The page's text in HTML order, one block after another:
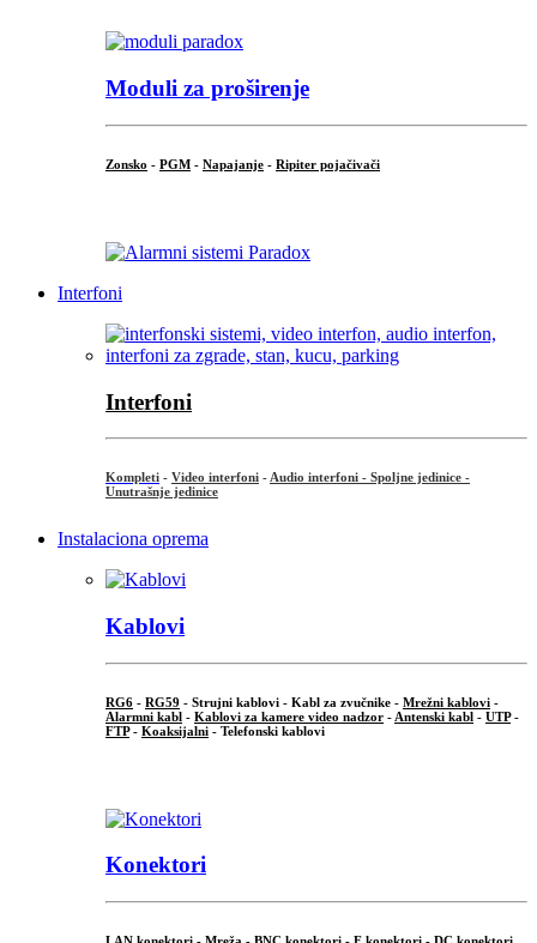
Moduli za proširenje
Zonsko - PGM - Napajanje - Ripiter pojačivači
Interfoni
Interfoni
Kompleti - Video interfoni - Audio interfoni - Spoljne jedinice -
Unutrašnje jedinice
Instalaciona oprema
Kablovi
RG6 - RG59 - Strujni kablovi - Kabl za zvučnike - Mrežni kablovi -
Alarmni kabl - Kablovi za kamere video nadzor - Antenski kabl - UTP-
FTP- Koaksijalni - Telefonski kablovi
Konektori